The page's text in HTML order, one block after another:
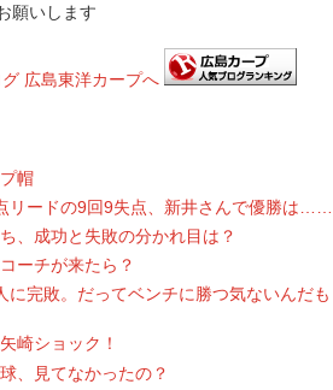
願いします
帽
リードの9回9失点、新井さんで優勝は……
、成功と失敗の分かれ目は？
ーチが来たら？
に完敗。だってベンチに勝つ気ないんだも
崎ショック！
、見てなかったの？